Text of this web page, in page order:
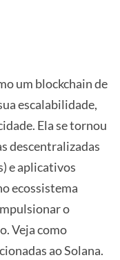
um blockchain de
escalabilidade,
Ela se tornou
descentralizadas
e aplicativos
ecossistema
o
Veja como
ao Solana.